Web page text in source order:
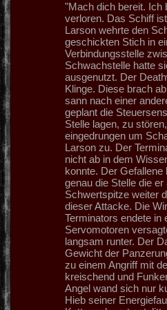
"Mach dich bereit. Ich
verloren. Das Schiff
Larson wehrte den
geschickten Stich in
Verbindungsstelle
Schwachstelle hatte
ausgenutzt. Der
Klinge. Diese brach
sann nach einer
geplant die
Stelle lagen, zu
eingedrungen um
Larson zu. Der
nicht ab in dem
konnte. Der
genau die Stelle die
Schwertspitze weiter
dieser Attacke. Die
Terminators endete in
Servomotoren
langsam runter. Der
Gewicht der
zu einem Angriff mit
kreischend und
Angel wand sich nur
Hieb seiner